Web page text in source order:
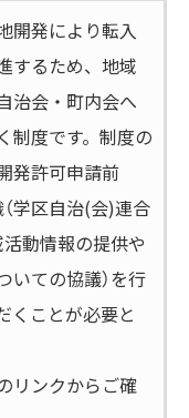
開発により転入
するため、地域
治会・町内会へ
制度です。制度の
発許可申請前
学区自治(会)連合
活動情報の提供や
いての協議）を行
くことが必要と
リンクからご確